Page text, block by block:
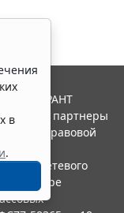
в
.
ГАРАНТ
и ее партнеры
правовой
сетевого
в сфере